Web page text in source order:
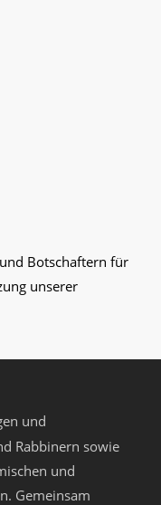
Botschaftern für
unserer
und
Rabbinern sowie
und
Gemeinsam